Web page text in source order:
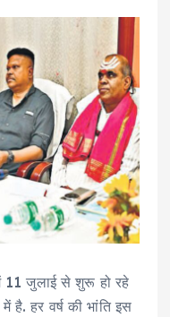
11 जुलाई से शुरू हो रहे
है. हर वर्ष की भांति इस